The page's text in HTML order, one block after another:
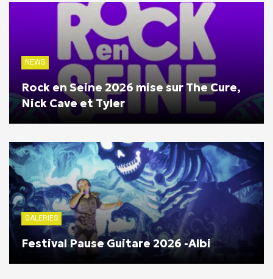
NEWS
Rock en Seine 2026 mise sur The Cure,
Nick Cave et Tyler
GALERIES
Festival Pause Guitare 2026 -Albi